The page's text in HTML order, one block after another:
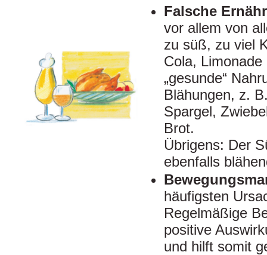
Falsche
vor allem von
zu süß, zu viel
Cola,
„gesunde“
Blähungen, z.
Spargel,
Brot.
Übrigens: Der
ebenfalls
häufigsten
Regelmäßige
positive
und hilft somit